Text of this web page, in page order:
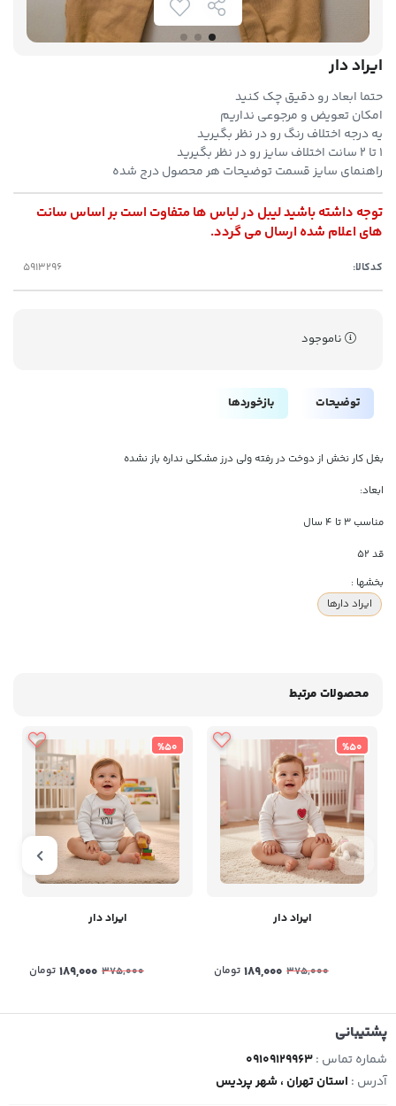
ایراد دار
حتما ابعاد رو دقیق چک کنید
امکان تعویض و مرجوعی نداریم
یه درجه اختلاف رنگ رو در نظر بگیرید
۱ تا ۲ سانت اختلاف سایز رو در نظر بگیرید
راهنمای سایز قسمت توضیحات هر محصول درج شده
توجه داشته باشید لیبل در لباس ها متفاوت است بر اساس سانت
های اعلام شده ارسال می گردد.
کدکالا:
ناموجود
توضیحات بازخوردها
بغل کار نخش از دوخت در رفته ولی درز مشکلی نداره باز نشده
ابعاد:
مناسب ۳ تا ۴ سال
قد ۵۲
بخشها :
ایراد دارها
محصولات مرتبط
%50
ایراد دار
375,000
189,000 تومان
%50
ایراد دار
375,000
189,000 تومان
پشتیبانی
شماره تماس :09109129963
آدرس : استان تهران ، شهر پردیس